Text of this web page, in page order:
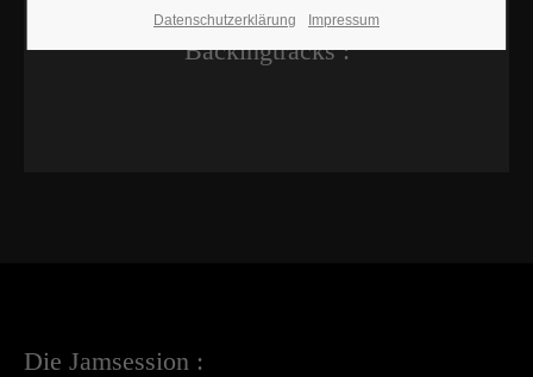
Backingtracks :
Die Jamsession :
Datenschutzerklärung Impressum